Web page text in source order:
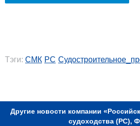
Тэги: СМК РС
Другие новости компании
судоходства (РС),